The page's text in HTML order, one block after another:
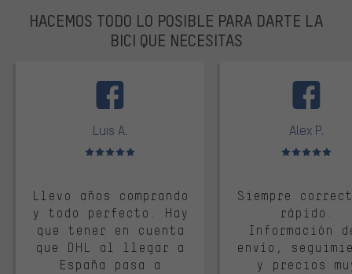
HACEMOS TODO LO POSIBLE PARA DARTE LA
BICI QUE NECESITAS
Luis A.
Valoración media: 5 de 5
Llevo años comprando
y todo perfecto. Hay
que tener en cuenta
que DHL al llegar a
España pasa a
Alex P.
Valoración
Siempre
rápido.
Información
envío,
y precios